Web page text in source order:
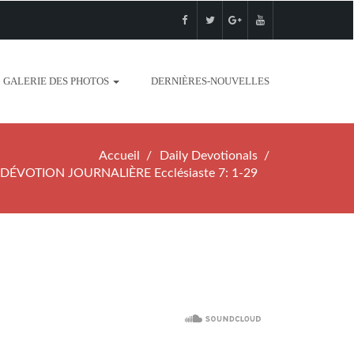
GALERIE DES PHOTOS DERNIÈRES-NOUVELLES
Accueil
Daily Devotionals
DÉVOTION JOURNALIÈRE Ecclésiaste 7: 1-29